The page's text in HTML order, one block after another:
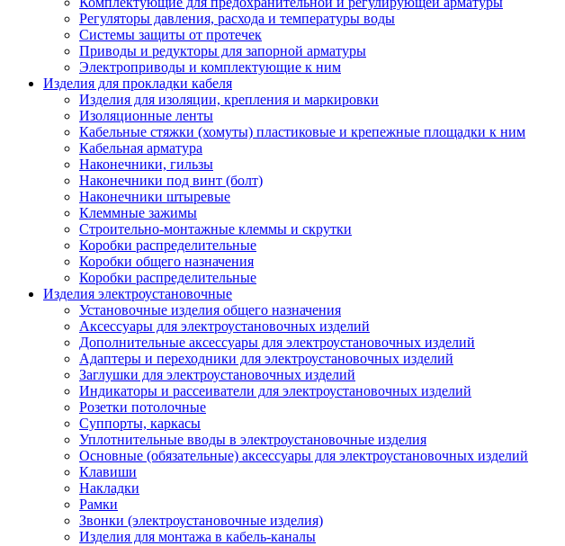
Регуляторы давления, расхода и температуры воды
Системы защиты от протечек
Приводы и редукторы для запорной арматуры
Электроприводы и комплектующие к ним
Изделия для прокладки кабеля
Изделия для изоляции, крепления и маркировки
Изоляционные ленты
Кабельные стяжки (хомуты) пластиковые и крепежные площадки к ним
Кабельная арматура
Наконечники, гильзы
Наконечники под винт (болт)
Наконечники штыревые
Клеммные зажимы
Строительно-монтажные клеммы и скрутки
Коробки распределительные
Коробки общего назначения
Коробки распределительные
Изделия электроустановочные
Установочные изделия общего назначения
Аксессуары для электроустановочных изделий
Дополнительные аксессуары для электроустановочных изделий
Адаптеры и переходники для электроустановочных изделий
Заглушки для электроустановочных изделий
Индикаторы и рассеиватели для электроустановочных изделий
Розетки потолочные
Суппорты, каркасы
Уплотнительные вводы в электроустановочные изделия
Основные (обязательные) аксессуары для электроустановочных изделий
Клавиши
Накладки
Рамки
Звонки (электроустановочные изделия)
Изделия для монтажа в кабель-каналы